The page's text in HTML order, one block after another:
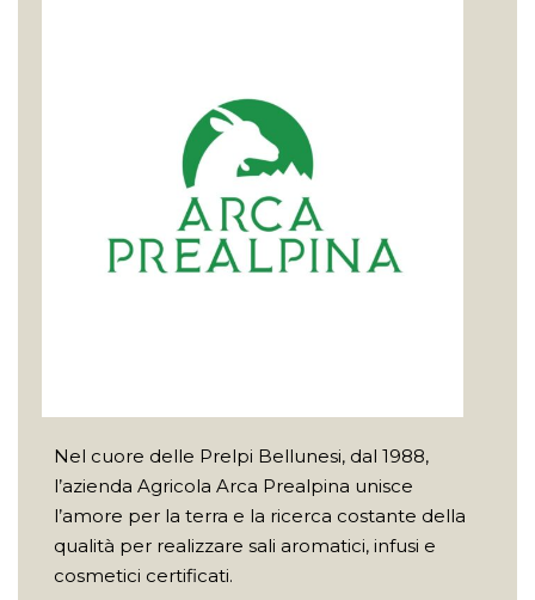
Nel cuore delle Prelpi Bellunesi, dal 1988,
l’azienda Agricola Arca Prealpina unisce
l’amore per la terra e la ricerca costante della
qualità per realizzare sali aromatici, infusi e
cosmetici certificati.